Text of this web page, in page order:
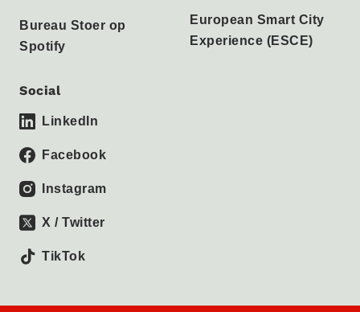
Bureau Stoer op
Spotify
European Smart City
Experience (ESCE)
Social
LinkedIn
Facebook
Instagram
X / Twitter
TikTok